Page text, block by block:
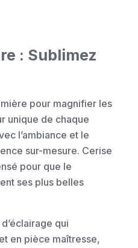
: Sublimez
pour magnifier les
unique de chaque
l’ambiance et le
sur-mesure. Cerise
pour que le
ses plus belles
qui
en pièce maîtresse,